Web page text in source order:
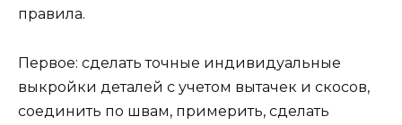
правила.
Первое: сделать точные индивидуальные
выкройки деталей с учетом вытачек и скосов,
соединить по швам, примерить, сделать